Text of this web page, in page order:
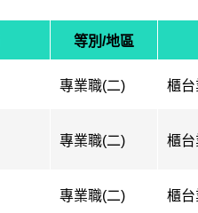
等別/地區
專業職(二) 櫃
專業職(二) 櫃
專業職(二) 櫃